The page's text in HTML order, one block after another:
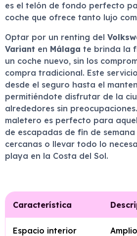
es el telón de fondo perfecto
coche que ofrece tanto lujo
Optar por un renting del
Variant en Málaga te brinda la
un coche nuevo, sin los
compra tradicional. Este
desde el seguro hasta el
permitiéndote disfrutar de la
alrededores sin
maletero es perfecto para
de escapadas de fin de
cercanas o llevar todo lo
playa en la Costa del Sol.
Característica
Espacio interior